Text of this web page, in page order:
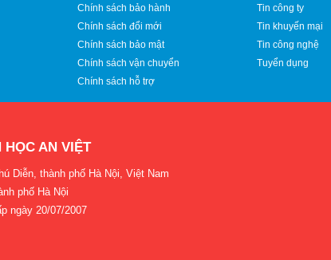
Chính sách bảo hành
Chính sách đổi mới
Chính sách bảo mật
Chính sách vận chuyển
Chính sách hỗ trợ
Tin công ty
Tin khuyến mại
Tin công nghệ
Tuyển dụng
AN VIỆT
Diễn, thành phố Hà Nội, Việt Nam
phố Hà Nội
ngày 20/07/2007